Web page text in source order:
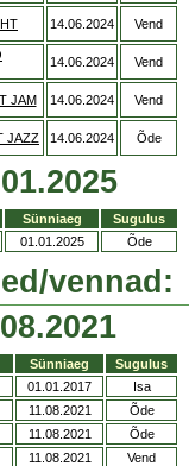
14.06.2024 Vend
14.06.2024 Vend
JAM 14.06.2024 Vend
JAZZ 14.06.2024 Õde
Sünniaeg
Sugulus
01.01.2025 Õde
vennad:
Sünniaeg
Sugulus
01.01.2017
Isa
11.08.2021
Õde
11.08.2021
Õde
11.08.2021
Vend